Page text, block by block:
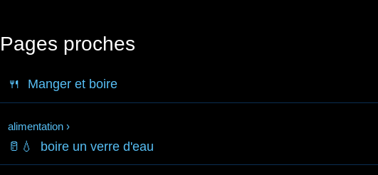
Pages proches
🍴 Manger et boire
alimentation ›
🥛💧 boire un verre d'eau